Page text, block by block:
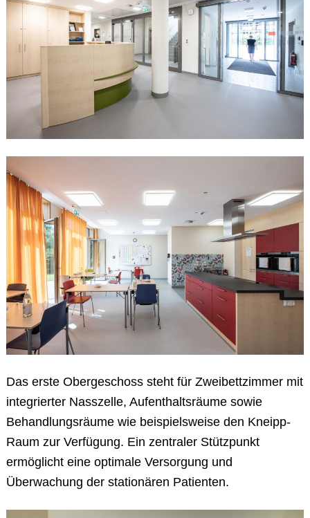
Das erste Obergeschoss steht für Zweibettzimmer mit
integrierter Nasszelle, Aufenthaltsräume sowie
Behandlungsräume wie beispielsweise den Kneipp-
Raum zur Verfügung. Ein zentraler Stützpunkt
ermöglicht eine optimale Versorgung und
Überwachung der stationären Patienten.